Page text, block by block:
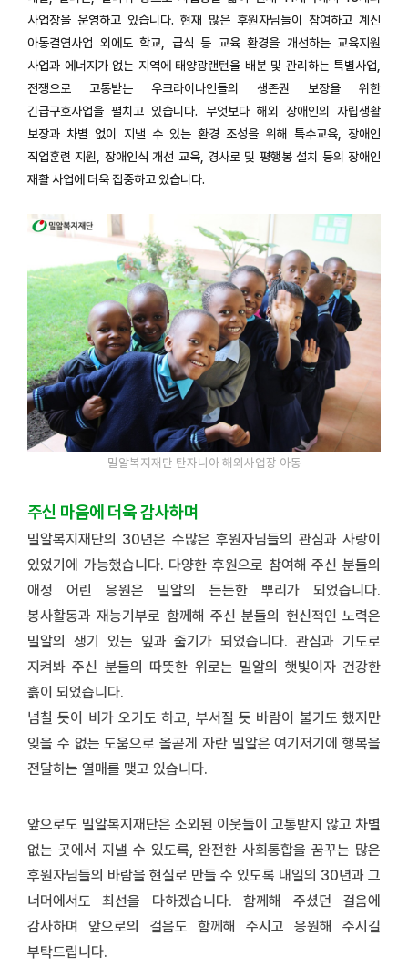
사업장을 운영하고 있습니다. 현재 많은 후원자님들이 참여하고 계신
아동결연사업 외에도 학교, 급식 등 교육 환경을 개선하는 교육지원
사업과 에너지가 없는 지역에 태양광랜턴을 배분 및 관리하는 특별사업,
전쟁으로 고통받는 우크라이나인들의 생존권 보장을 위한
긴급구호사업을 펼치고 있습니다. 무엇보다 해외 장애인의 자립생활
보장과 차별 없이 지낼 수 있는 환경 조성을 위해 특수교육, 장애인
직업훈련 지원, 장애인식 개선 교육, 경사로 및 평행봉 설치 등의 장애인
재활 사업에 더욱 집중하고 있습니다.
밀알복지재단 탄자니아 해외사업장 아동
주신 마음에 더욱 감사하며
밀알복지재단의 30년은 수많은 후원자님들의 관심과 사랑이
있었기에 가능했습니다. 다양한 후원으로 참여해 주신 분들의
애정 어린 응원은 밀알의 든든한 뿌리가 되었습니다.
봉사활동과 재능기부로 함께해 주신 분들의 헌신적인 노력은
밀알의 생기 있는 잎과 줄기가 되었습니다. 관심과 기도로
지켜봐 주신 분들의 따뜻한 위로는 밀알의 햇빛이자 건강한
흙이 되었습니다.
넘칠 듯이 비가 오기도 하고, 부서질 듯 바람이 불기도 했지만
잊을 수 없는 도움으로 올곧게 자란 밀알은 여기저기에 행복을
전달하는 열매를 맺고 있습니다.
앞으로도 밀알복지재단은 소외된 이웃들이 고통받지 않고 차별
없는 곳에서 지낼 수 있도록, 완전한 사회통합을 꿈꾸는 많은
후원자님들의 바람을 현실로 만들 수 있도록 내일의 30년과 그
너머에서도 최선을 다하겠습니다. 함께해 주셨던 걸음에
감사하며 앞으로의 걸음도 함께해 주시고 응원해 주시길
부탁드립니다.